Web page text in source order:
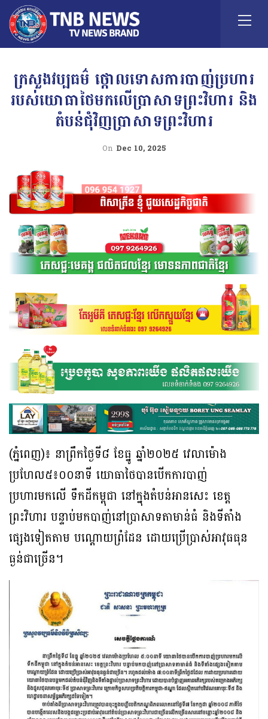
ក្រសួងវប្បធម៌ ថ្កោលទោសការបាញ់ប្រហារ
របស់យោធាថៃមកលើប្រាសាទព្រះវិហារ និង
តំបន់ជុំវិញប្រាសាទព្រះវិហារ
On Dec 10, 2025
(ភ្នំពេញ)៖ នាព្រឹកថ្ងៃទី៨ ខែធ្នូ ឆ្នាំ២០២៥ វេលាម៉ោង
ប្រហែល៥៖០០នាទី យោធាថៃបានបើកការបាញ់
ប្រហារមកលើ ទឹកដីកម្ពុជា នៅក្នុងតំបន់អានសេះ ខេត្ត
ព្រះវិហារ បន្ទាប់មកបាញ់នៅប្រាសាទតាមាន់ធំ និងទីតាំង
ផ្សេងទៀតតាម បណ្ដោយព្រំដែន ដោយប្រើប្រាស់អាវុធធុន
ធ្ងន់ជាច្រើន។